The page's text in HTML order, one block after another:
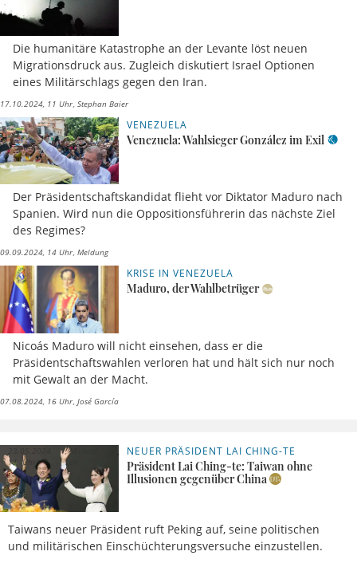
Die humanitäre Katastrophe an der Levante löst neuen
Migrationsdruck aus. Zugleich diskutiert Israel Optionen
eines Militärschlags gegen den Iran.
17.10.2024, 11 Uhr Stephan Baier
VENEZUELA
Venezuela: Wahlsieger González im Exil
Der Präsidentschaftskandidat flieht vor Diktator Maduro nach
Spanien. Wird nun die Oppositionsführerin das nächste Ziel
des Regimes?
09.09.2024, 14 Uhr Meldung
KRISE IN VENEZUELA
Maduro, der Wahlbetrüger
Nicoás Maduro will nicht einsehen, dass er die
Präsidentschaftswahlen verloren hat und hält sich nur noch
mit Gewalt an der Macht.
07.08.2024, 16 Uhr José García
NEUER PRÄSIDENT LAI CHING-TE
Präsident Lai Ching-te: Taiwan ohne
Illusionen gegenüber China
Taiwans neuer Präsident ruft Peking auf, seine politischen
und militärischen Einschüchterungsversuche einzustellen.
11 Uhr
Michael
Leh